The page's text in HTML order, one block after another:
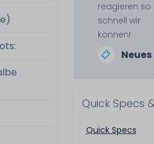
reagieren so
schnell wir
können!
Quick Specs
Quick Specs